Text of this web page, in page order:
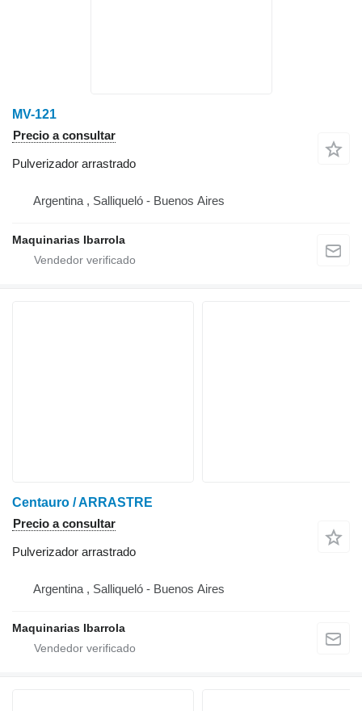
MV-121
Precio a consultar
Pulverizador arrastrado
Argentina , Salliqueló - Buenos Aires
Maquinarias Ibarrola
Centauro / ARRASTRE
Precio a consultar
Pulverizador arrastrado
Argentina , Salliqueló - Buenos Aires
Maquinarias Ibarrola